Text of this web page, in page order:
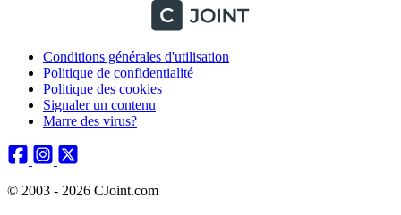
Conditions générales d'utilisation
Politique de confidentialité
Politique des cookies
Signaler un contenu
Marre des virus?
© 2003 - 2026 CJoint.com